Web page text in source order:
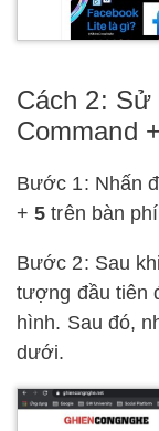
Cách 2:
Command
Bước 1: Nhấn
+5 trên bàn
Bước 2: Sau
tượng đầu tiên
hình. Sau đó,
dưới.